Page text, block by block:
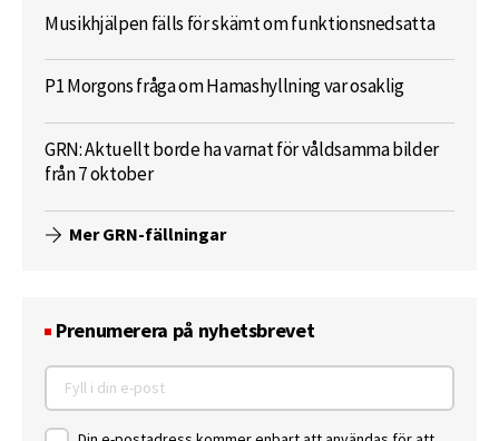
Musikhjälpen fälls för skämt om funktionsnedsatta
P1 Morgons fråga om Hamashyllning var osaklig
GRN: Aktuellt borde ha varnat för våldsamma bilder
från 7 oktober
Mer GRN-fällningar
Prenumerera på nyhetsbrevet